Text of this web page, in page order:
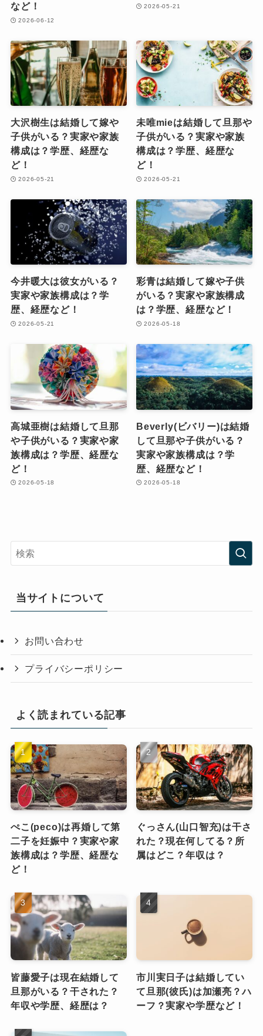
など！
2026-06-12
2026-05-21
大沢樹生は結婚して嫁や
子供がいる？実家や家族
構成は？学歴、経歴な
ど！
2026-05-21
未唯mieは結婚して旦那や
子供がいる？実家や家族
構成は？学歴、経歴な
ど！
2026-05-21
今井暖大は彼女がいる？
実家や家族構成は？学
歴、経歴など！
2026-05-21
彩青は結婚して嫁や子供
がいる？実家や家族構成
は？学歴、経歴など！
2026-05-18
高城亜樹は結婚して旦那
や子供がいる？実家や家
族構成は？学歴、経歴な
ど！
2026-05-18
Beverly(ビバリー)は結婚
して旦那や子供がいる？
実家や家族構成は？学
歴、経歴など！
2026-05-18
当サイトについて
お問い合わせ
プライバシーポリシー
よく読まれている記事
ぺこ(peco)は再婚して第
二子を妊娠中？実家や家
族構成は？学歴、経歴な
ど！
ぐっさん(山口智充)は干さ
れた？現在何してる？所
属はどこ？年収は？
皆藤愛子は現在結婚して
旦那がいる？干された？
年収や学歴、経歴は？
市川実日子は結婚してい
て旦那(彼氏)は加瀬亮？ハ
ーフ？実家や学歴など！